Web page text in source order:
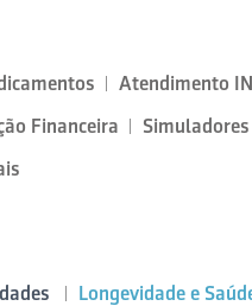
Atendimento
Financeira
Simuladores
Longevidade e